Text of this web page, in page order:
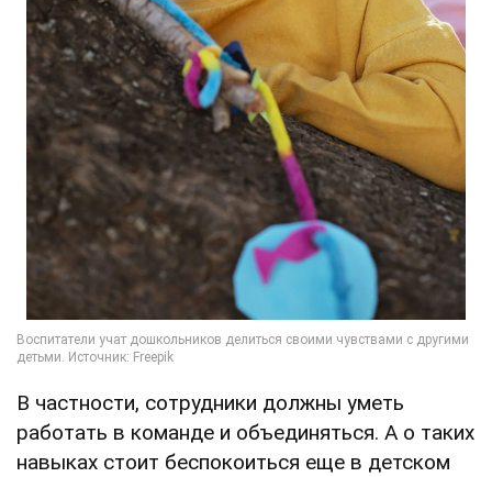
В частности, сотрудники должны уметь
работать в команде и объединяться. А о таких
навыках стоит беспокоиться еще в детском